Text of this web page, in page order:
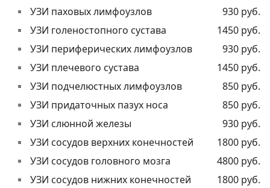
УЗИ паховых лимфоузлов
930 руб.
УЗИ голеностопного сустава
1450 руб.
УЗИ периферических лимфоузлов
930 руб.
УЗИ плечевого сустава
1450 руб.
УЗИ подчелюстных лимфоузлов
850 руб.
УЗИ придаточных пазух носа
850 руб.
УЗИ слюнной железы
930 руб.
УЗИ сосудов верхних конечностей
1800 руб.
УЗИ сосудов головного мозга
4800 руб.
УЗИ сосудов нижних конечностей
1800 руб.